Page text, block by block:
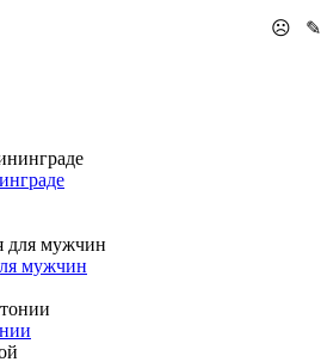
☹
✎
мужчин